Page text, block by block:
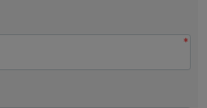
*